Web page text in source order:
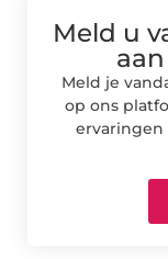
Meld u
Meld je
op ons